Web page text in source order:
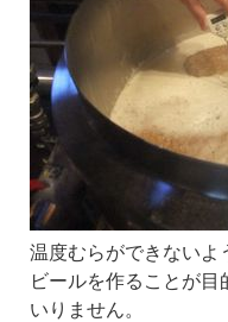
温度むらができないよ
ビールを作ることが
いりません。